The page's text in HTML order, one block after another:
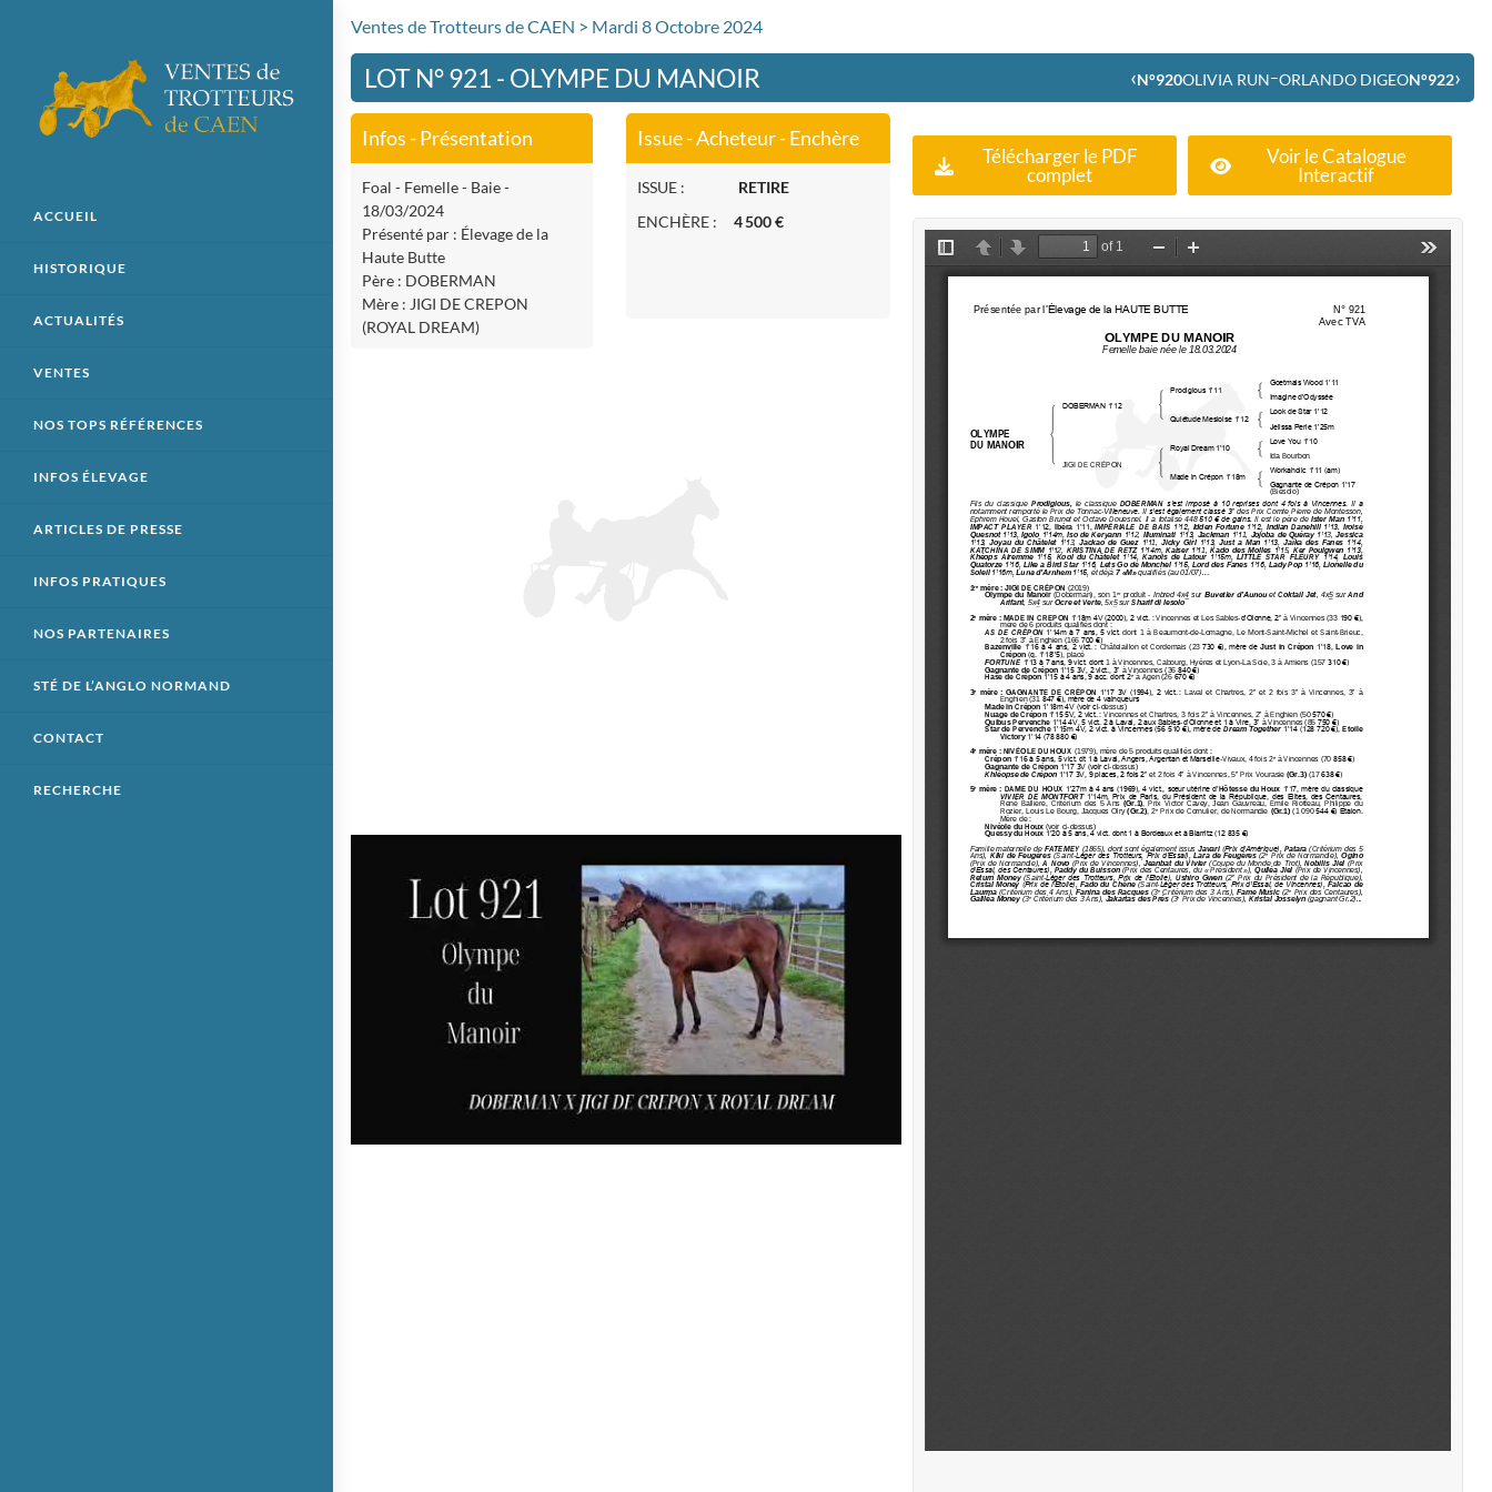
ACCUEIL
HISTORIQUE
ACTUALITÉS
VENTES
NOS TOPS RÉFÉRENCES
INFOS ÉLEVAGE
ARTICLES DE PRESSE
INFOS PRATIQUES
NOS PARTENAIRES
STÉ DE L’ANGLO NORMAND
CONTACT
RECHERCHE
Ventes de Trotteurs de CAEN > Mardi 8 Octobre 2024
LOT N° 921 - OLYMPE DU MANOIR ‹N°920OLIVIA RUN–ORLANDO DIGEON°922›
Infos - Présentation
Foal - Femelle - Baie -
18/03/2024
Présenté par : Élevage de la
Haute Butte
Père : DOBERMAN
Mère : JIGI DE CREPON
(ROYAL DREAM)
Issue - Acheteur - Enchère
ISSUE : RETIRE
ENCHÈRE : 4 500 €
Télécharger le PDF
complet
Voir le Catalogue
Interactif